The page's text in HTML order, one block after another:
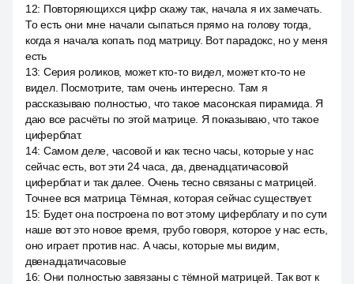
12: Повторяющихся цифр скажу так, начала я их замечать.
То есть они мне начали сыпаться прямо на голову тогда,
когда я начала копать под матрицу. Вот парадокс, но у меня
есть
13: Серия роликов, может кто-то видел, может кто-то не
видел. Посмотрите, там очень интересно. Там я
рассказываю полностью, что такое масонская пирамида. Я
даю все расчёты по этой матрице. Я показываю, что такое
циферблат.
14: Самом деле, часовой и как тесно часы, которые у нас
сейчас есть, вот эти 24 часа, да, двенадцатичасовой
циферблат и так далее. Очень тесно связаны с матрицей.
Точнее вся матрица Тёмная, которая сейчас существует.
15: Будет она построена по вот этому циферблату и по сути
наше вот это новое время, грубо говоря, которое у нас есть,
оно играет против нас. А часы, которые мы видим,
двенадцатичасовые
16: Они полностью завязаны с тёмной матрицей. Так вот к